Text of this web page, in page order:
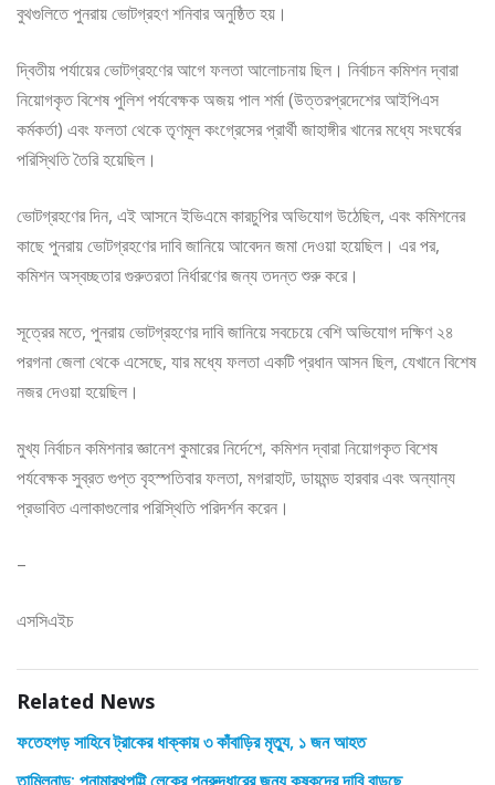
বুথগুলিতে পুনরায় ভোটগ্রহণ শনিবার অনুষ্ঠিত হয়।
দ্বিতীয় পর্যায়ের ভোটগ্রহণের আগে ফলতা আলোচনায় ছিল। নির্বাচন কমিশন দ্বারা
নিয়োগকৃত বিশেষ পুলিশ পর্যবেক্ষক অজয় পাল শর্মা (উত্তরপ্রদেশের আইপিএস
কর্মকর্তা) এবং ফলতা থেকে তৃণমূল কংগ্রেসের প্রার্থী জাহাঙ্গীর খানের মধ্যে সংঘর্ষের
পরিস্থিতি তৈরি হয়েছিল।
ভোটগ্রহণের দিন, এই আসনে ইভিএমে কারচুপির অভিযোগ উঠেছিল, এবং কমিশনের
কাছে পুনরায় ভোটগ্রহণের দাবি জানিয়ে আবেদন জমা দেওয়া হয়েছিল। এর পর,
কমিশন অস্বচ্ছতার গুরুতরতা নির্ধারণের জন্য তদন্ত শুরু করে।
সূত্রের মতে, পুনরায় ভোটগ্রহণের দাবি জানিয়ে সবচেয়ে বেশি অভিযোগ দক্ষিণ ২৪
পরগনা জেলা থেকে এসেছে, যার মধ্যে ফলতা একটি প্রধান আসন ছিল, যেখানে বিশেষ
নজর দেওয়া হয়েছিল।
মুখ্য নির্বাচন কমিশনার জ্ঞানেশ কুমারের নির্দেশে, কমিশন দ্বারা নিয়োগকৃত বিশেষ
পর্যবেক্ষক সুব্রত গুপ্ত বৃহস্পতিবার ফলতা, মগরাহাট, ডায়মন্ড হারবার এবং অন্যান্য
প্রভাবিত এলাকাগুলোর পরিস্থিতি পরিদর্শন করেন।
–
এসসিএইচ
Related News
ফতেহগড় সাহিবে ট্রাকের ধাক্কায় ৩ কাঁবাড়ির মৃত্যু, ১ জন আহত